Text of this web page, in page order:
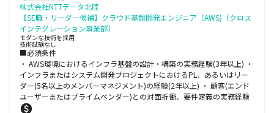
株式会社NTTデータ北陸
【SE職・リーダー候補】クラウド基盤開発エンジニア（AWS)（クロス
インテグレーション事業部）
モダンな技術を採用
技術試験なし
■必須条件
・ AWS環境におけるインフラ基盤の設計・構築の実務経験(3年以上) ・
インフラまたはシステム開発プロジェクトにおけるPL、あるいはリー
ダー(5名以上のメンバーマネジメント)の経験(2年以上) ・ 顧客(エンド
ユーザーまたはプライムベンダー)との対面折衝、要件定義の実務経験